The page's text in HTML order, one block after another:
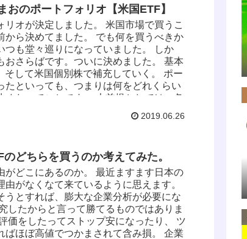
あったとしても毎月の支払いに心を知り
におびえるでしょう。 ただ個人的にはや
少し後悔している。 理由は簡単で投資対
思ったから。 そして富裕層...
おのポートフォリオ【米国ETF】
リオが決定しました。 米国市場で買うこ
から決めてました。 でも何を買うべきか
つも堂々巡りになっていました。 しか
おさらばです。ついに決めました。 基本
そして米国個別株で補充していく。 ポー
たといっても、つまりは何をどれくらい
めたってことです。 大前提としては、各
金を利用して長期で積み立てていきま
とその投資信託です。 個別株はNISA
う予定です。 何をどれくらい買っていく
iDeco eMAXIS SLIM 全世界株式
7.9% つみたてNISA 33,333 11.5% 高配
20.7% ...
2019.06.26
どちらを買うのか考えてみた。
がどこにあるのか。 最近ますます日本の
由がなくなて来ているように思えます。
うとすれば、膨大な企業分析が必要にな
したからと言って勝てるものではありま
価をしたってストップ安になったり、 ツ
ばほぼ高値でつかまされて含み損。 企業